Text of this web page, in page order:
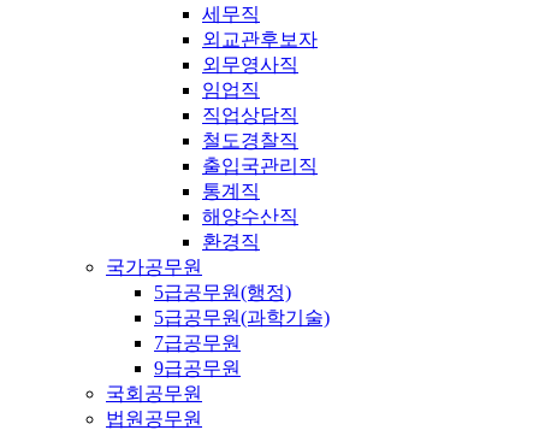
세무직
외교관후보자
외무영사직
임업직
직업상담직
철도경찰직
출입국관리직
통계직
해양수산직
환경직
국가공무원
5급공무원(행정)
5급공무원(과학기술)
7급공무원
9급공무원
국회공무원
법원공무원